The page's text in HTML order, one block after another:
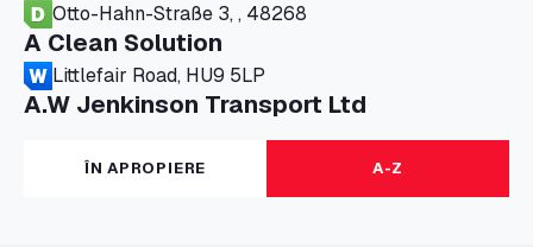
Otto-Hahn-Straße 3, , 48268
A Clean Solution
Littlefair Road, HU9 5LP
A.W Jenkinson Transport Ltd
Progress House, ME11 5GA
A+G Nettetal - Depot Parking
Am Panneschopp 7, 41334
ÎN APROPIERE A-Z